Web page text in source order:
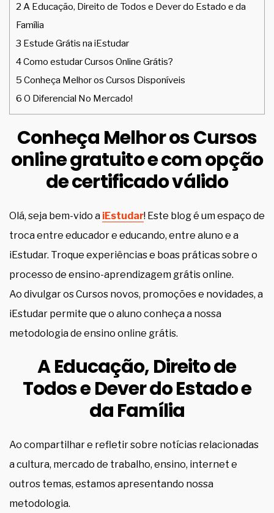
2 A Educação, Direito de Todos e Dever do Estado e da
Família
3 Estude Grátis na iEstudar
4Como estudar Cursos Online Grátis?
5 Conheça Melhor os Cursos Disponíveis
6 O Diferencial No Mercado!
Conheça Melhor os Cursos
online gratuito e com opção
de certificado válido
Olá, seja bem-vido a iEstudar! Este blog é um espaço de
troca entre educador e educando, entre aluno e a
iEstudar. Troque experiências e boas práticas sobre o
processo de ensino-aprendizagem grátis online.
Ao divulgar os Cursos novos, promoções e novidades, a
iEstudar permite que o aluno conheça a nossa
metodologia de ensino online grátis.
A Educação, Direito de
Todos e Dever do Estado e
da Família
Ao compartilhar e refletir sobre notícias relacionadas
a cultura, mercado de trabalho, ensino, internet e
outros temas, estamos apresentando nossa
metodologia.